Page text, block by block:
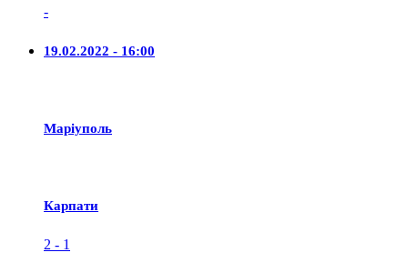
-
19.02.2022 - 16:00
Маріуполь
Карпати
2 - 1